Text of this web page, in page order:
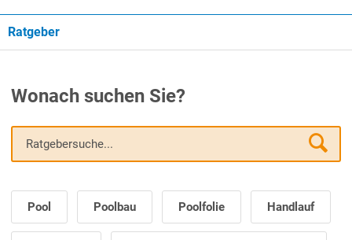
Ratgeber
Wonach suchen Sie?
Pool Poolbau Poolfolie Handlauf